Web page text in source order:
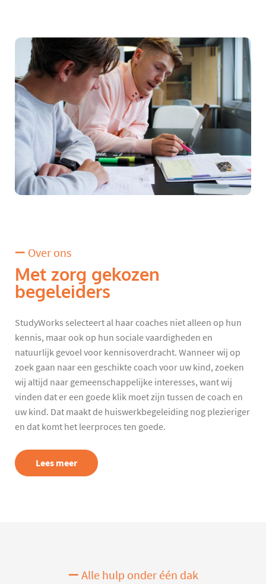
Over ons
Met zorg gekozen
begeleiders
StudyWorks selecteert al haar coaches niet alleen op hun
kennis, maar ook op hun sociale vaardigheden en
natuurlijk gevoel voor kennisoverdracht. Wanneer wij op
zoek gaan naar een geschikte coach voor uw kind, zoeken
wij altijd naar gemeenschappelijke interesses, want wij
vinden dat er een goede klik moet zijn tussen de coach en
uw kind. Dat maakt de huiswerkbegeleiding nog plezieriger
en dat komt het leerproces ten goede.
Lees meer
Alle hulp onder één dak